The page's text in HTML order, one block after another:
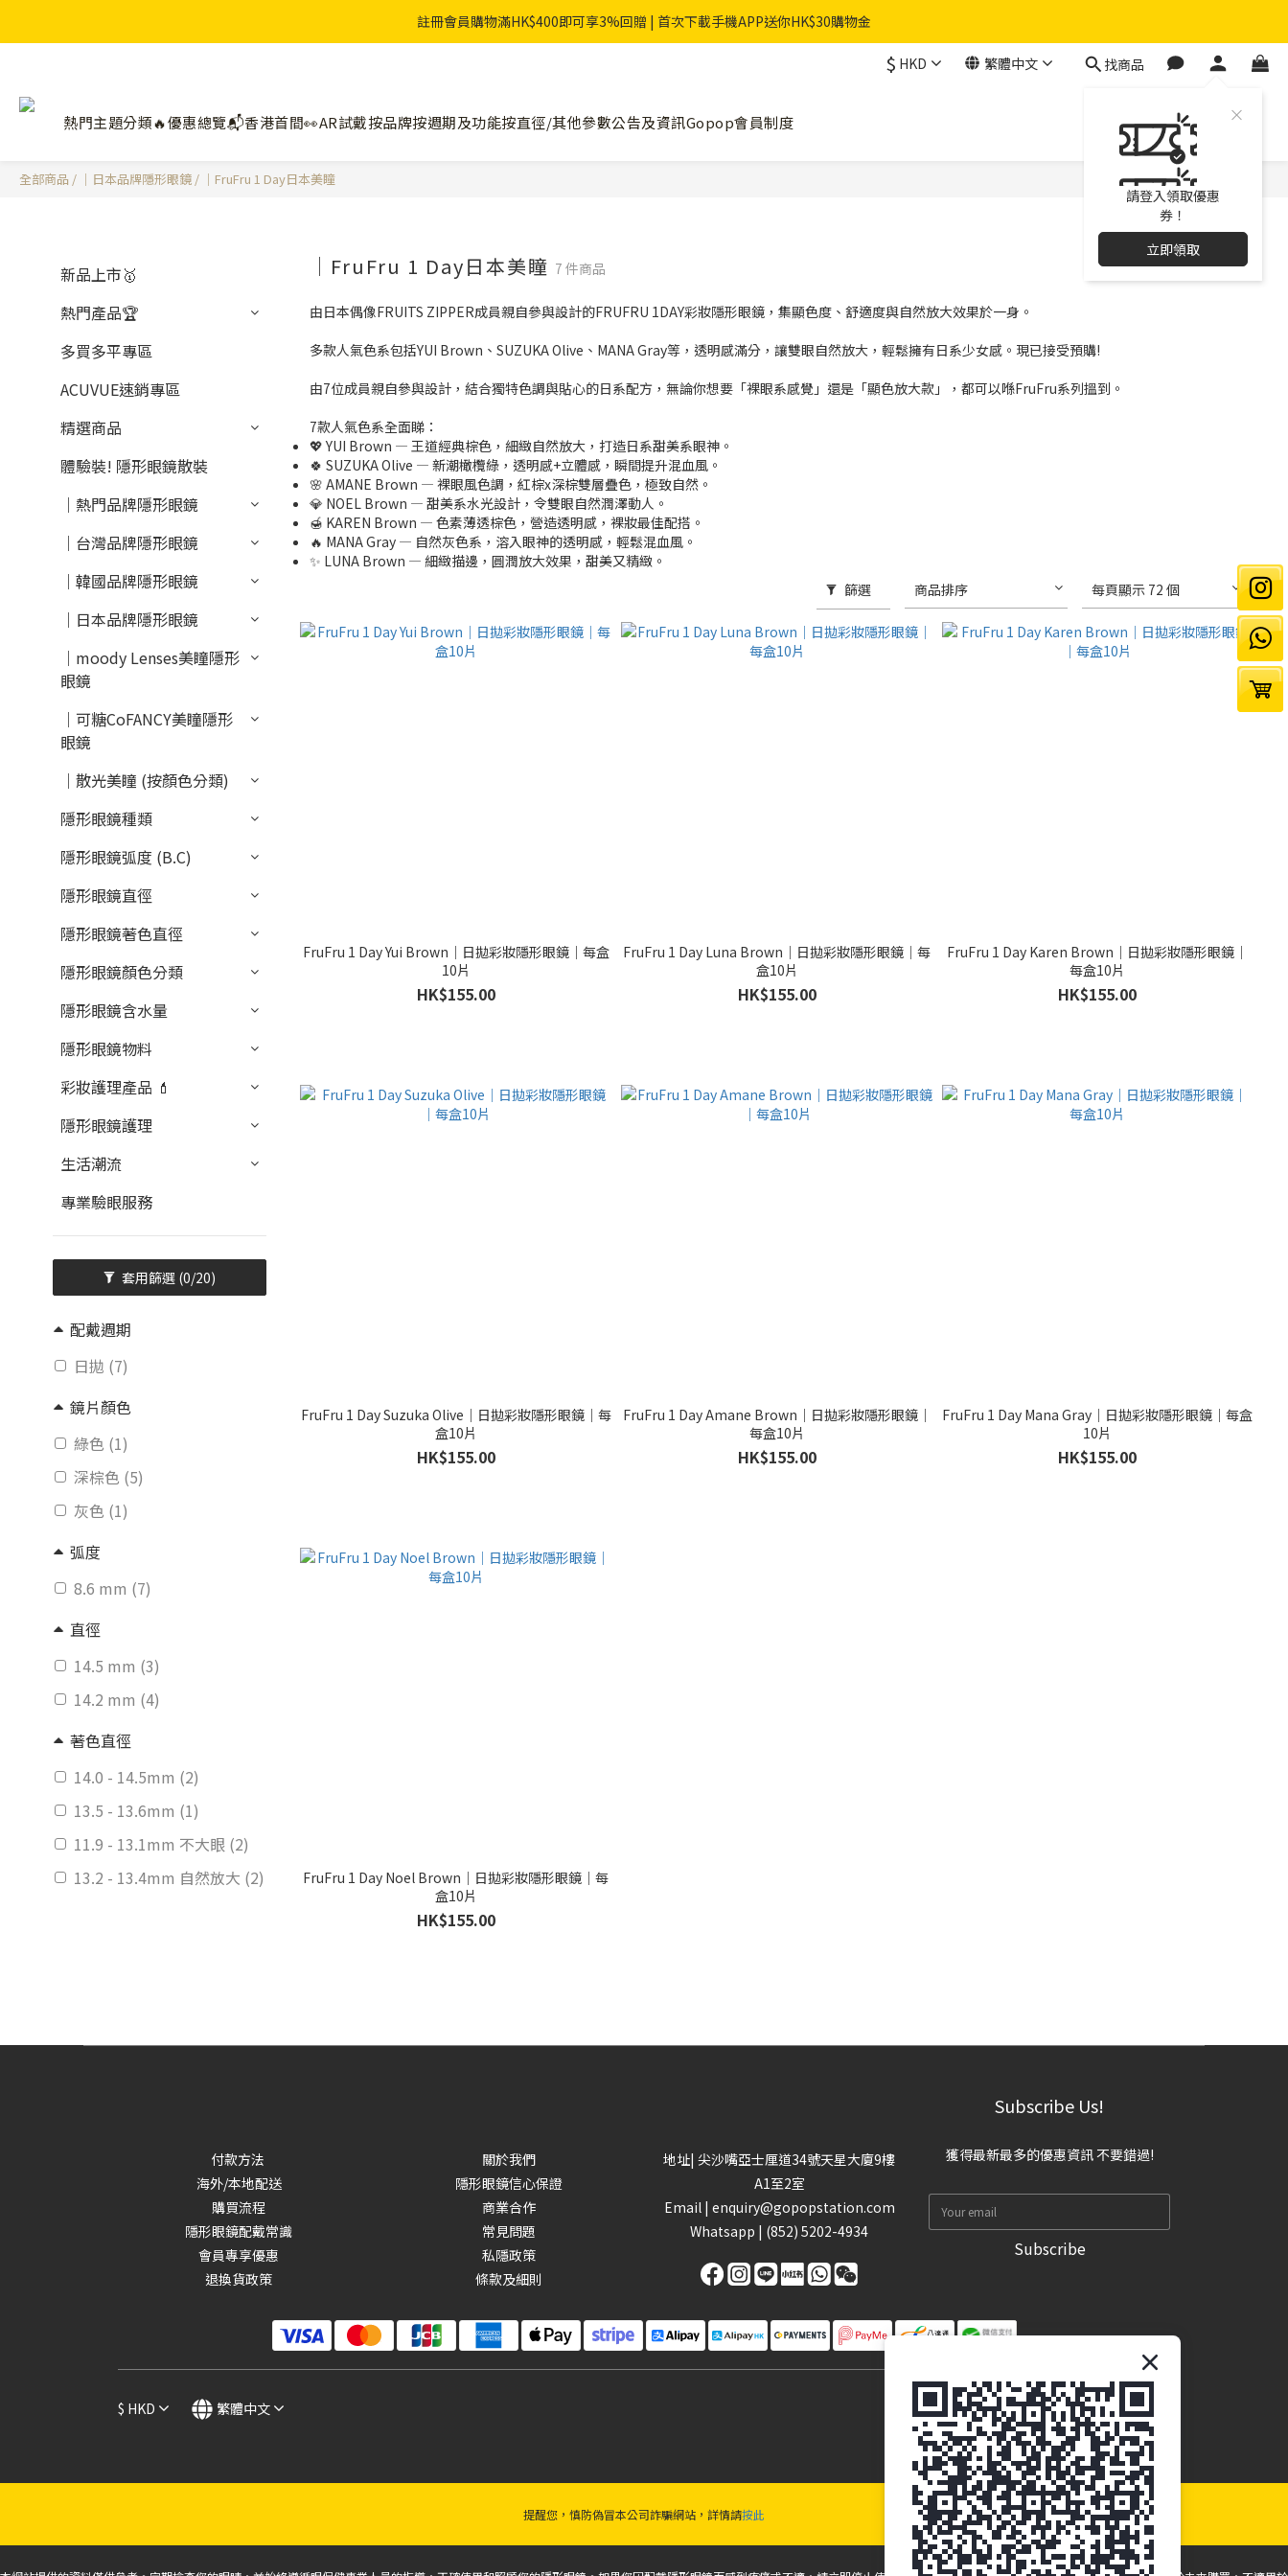
註冊會員購物滿HK$400即可享3%回贈 | 首次下載手機APP送你HK$30購物金
$ HKD 繁體中文 找商品
請登入領取優惠
券！
立即領取
熱門主題分類🔥優惠總覽📬香港首間👀AR試戴按品牌按週期及功能按直徑/其他參數公告及資訊Gopop會員制度
全部商品 / ｜日本品牌隱形眼鏡 / ｜FruFru 1 Day日本美瞳
新品上市🥇
熱門產品🏆
多買多平專區
ACUVUE速銷專區
精選商品
體驗裝! 隱形眼鏡散裝
｜熱門品牌隱形眼鏡
｜台灣品牌隱形眼鏡
｜韓國品牌隱形眼鏡
｜日本品牌隱形眼鏡
｜moody Lenses美瞳隱形
眼鏡
｜可糖CoFANCY美瞳隱形
眼鏡
｜散光美瞳 (按顏色分類)
隱形眼鏡種類
隱形眼鏡弧度 (B.C)
隱形眼鏡直徑
隱形眼鏡著色直徑
隱形眼鏡顏色分類
隱形眼鏡含水量
隱形眼鏡物料
彩妝護理產品 💄
隱形眼鏡護理
生活潮流
專業驗眼服務
套用篩選 (0/20)
配戴週期
日拋 (7)
鏡片顏色
綠色 (1)
深棕色 (5)
灰色 (1)
弧度
8.6 mm (7)
直徑
14.5 mm (3)
14.2 mm (4)
著色直徑
14.0 - 14.5mm (2)
13.5 - 13.6mm (1)
11.9 - 13.1mm 不大眼 (2)
13.2 - 13.4mm 自然放大 (2)
｜FruFru 1 Day日本美瞳 7 件商品
由日本偶像FRUITS ZIPPER成員親自參與設計的FRUFRU 1DAY彩妝隱形眼鏡，集顯色度、舒適度與自然放大效果於一身。
多款人氣色系包括YUI Brown、SUZUKA Olive、MANA Gray等，透明感滿分，讓雙眼自然放大，輕鬆擁有日系少女感。現已接受預購!
由7位成員親自參與設計，結合獨特色調與貼心的日系配方，無論你想要「裸眼系感覺」還是「顯色放大款」，都可以喺FruFru系列搵到。
7款人氣色系全面睇：
💖 YUI Brown — 王道經典棕色，細緻自然放大，打造日系甜美系眼神。
🍀 SUZUKA Olive — 新潮橄欖綠，透明感+立體感，瞬間提升混血風。
🌸 AMANE Brown — 裸眼風色調，紅棕x深棕雙層疊色，極致自然。
💎 NOEL Brown — 甜美系水光設計，令雙眼自然潤澤動人。
🍯 KAREN Brown — 色素薄透棕色，營造透明感，裸妝最佳配搭。
🔥 MANA Gray — 自然灰色系，溶入眼神的透明感，輕鬆混血風。
✨ LUNA Brown — 細緻描邊，圓潤放大效果，甜美又精緻。
篩選
商品排序 每頁顯示 72 個
FruFru 1 Day Yui Brown｜日拋彩妝隱形眼鏡｜每盒
10片
HK$155.00
FruFru 1 Day Luna Brown｜日拋彩妝隱形眼鏡｜每
盒10片
HK$155.00
FruFru 1 Day Karen Brown｜日拋彩妝隱形眼鏡｜
每盒10片
HK$155.00
FruFru 1 Day Suzuka Olive｜日拋彩妝隱形眼鏡｜每
盒10片
HK$155.00
FruFru 1 Day Amane Brown｜日拋彩妝隱形眼鏡｜
每盒10片
HK$155.00
FruFru 1 Day Mana Gray｜日拋彩妝隱形眼鏡｜每盒
10片
HK$155.00
FruFru 1 Day Noel Brown｜日拋彩妝隱形眼鏡｜每
盒10片
HK$155.00
付款方法
海外/本地配送
購買流程
隱形眼鏡配戴常識
會員專享優惠
退換貨政策
關於我們
隱形眼鏡信心保證
商業合作
常見問題
私隱政策
條款及細則
地址| 尖沙嘴亞士厘道34號天星大廈9樓
A1至2室
Email | enquiry@gopopstation.com
Whatsapp | (852) 5202-4934
Subscribe Us!
獲得最新最多的優惠資訊 不要錯過!
Subscribe
$ HKD 繁體中文
提醒您，慎防偽冒本公司詐騙網站，詳情請按此